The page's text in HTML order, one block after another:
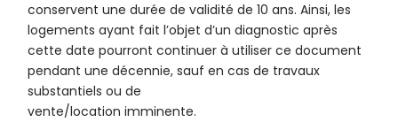
conservent une durée de validité de 10 ans. Ainsi, les
logements ayant fait l’objet d’un diagnostic après
cette date pourront continuer à utiliser ce document
pendant une décennie, sauf en cas de travaux
substantiels ou de
vente/location imminente.